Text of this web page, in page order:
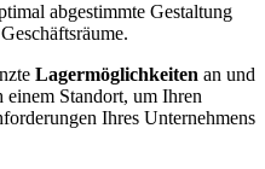
abgestimmte Gestaltung
Lagermöglichkeiten an und
einem Standort, um Ihren
Ihres Unternehmens